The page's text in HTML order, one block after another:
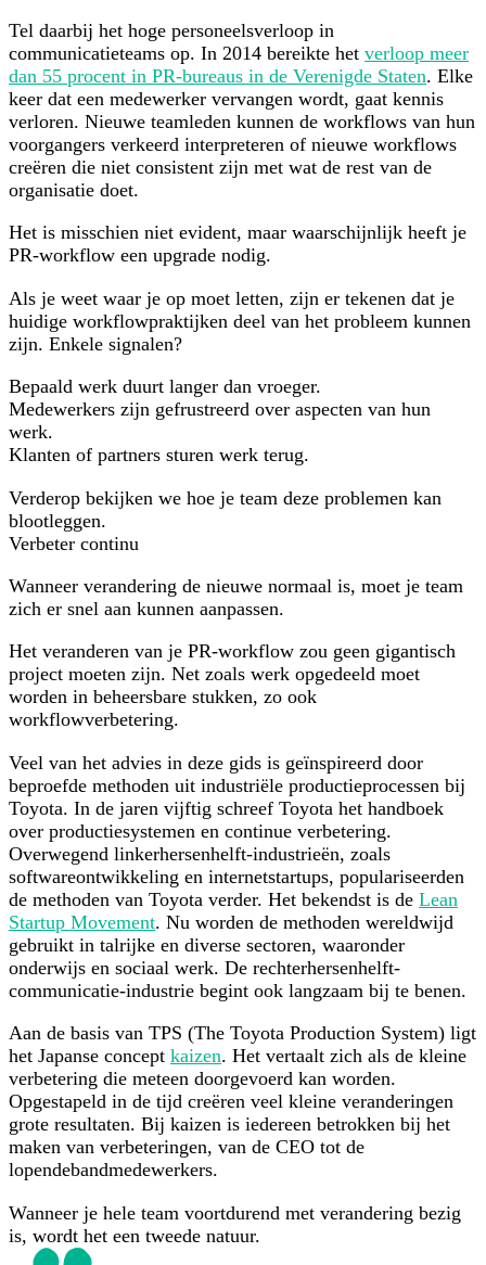
Tel daarbij het hoge personeelsverloop in
communicatieteams op. In 2014 bereikte het verloop meer
dan 55 procent in PR-bureaus in de Verenigde Staten. Elke
keer dat een medewerker vervangen wordt, gaat kennis
verloren. Nieuwe teamleden kunnen de workflows van hun
voorgangers verkeerd interpreteren of nieuwe workflows
creëren die niet consistent zijn met wat de rest van de
organisatie doet.
Het is misschien niet evident, maar waarschijnlijk heeft je
PR-workflow een upgrade nodig.
Als je weet waar je op moet letten, zijn er tekenen dat je
huidige workflowpraktijken deel van het probleem kunnen
zijn. Enkele signalen?
Bepaald werk duurt langer dan vroeger.
Medewerkers zijn gefrustreerd over aspecten van hun
werk.
Klanten of partners sturen werk terug.
Verderop bekijken we hoe je team deze problemen kan
blootleggen.
Verbeter continu
Wanneer verandering de nieuwe normaal is, moet je team
zich er snel aan kunnen aanpassen.
Het veranderen van je PR-workflow zou geen gigantisch
project moeten zijn. Net zoals werk opgedeeld moet
worden in beheersbare stukken, zo ook
workflowverbetering.
Veel van het advies in deze gids is geïnspireerd door
beproefde methoden uit industriële productieprocessen bij
Toyota. In de jaren vijftig schreef Toyota het handboek
over productiesystemen en continue verbetering.
Overwegend linkerhersenhelft-industrieën, zoals
softwareontwikkeling en internetstartups, populariseerden
de methoden van Toyota verder. Het bekendst is de Lean
Startup Movement. Nu worden de methoden wereldwijd
gebruikt in talrijke en diverse sectoren, waaronder
onderwijs en sociaal werk. De rechterhersenhelft-
communicatie-industrie begint ook langzaam bij te benen.
Aan de basis van TPS (The Toyota Production System) ligt
het Japanse concept kaizen. Het vertaalt zich als de kleine
verbetering die meteen doorgevoerd kan worden.
Opgestapeld in de tijd creëren veel kleine veranderingen
grote resultaten. Bij kaizen is iedereen betrokken bij het
maken van verbeteringen, van de CEO tot de
lopendebandmedewerkers.
Wanneer je hele team voortdurend met verandering bezig
is, wordt het een tweede natuur.